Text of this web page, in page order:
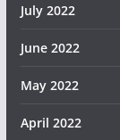
July 2022
June 2022
May 2022
April 2022